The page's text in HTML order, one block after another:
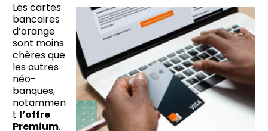
Les cartes
bancaires
d’orange
sont moins
chères que
les autres
néo-
banques,
notammen
t l’offre
Premium.